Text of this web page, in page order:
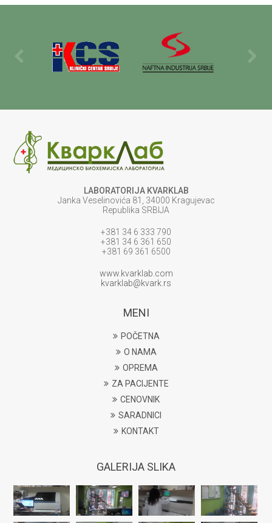
LABORATORIJA KVARKLAB
Janka Veselinovića 81, 34000 Kragujevac
Republika SRBIJA
+381 34 6 333 790
+381 34 6 361 650
+381 69 361 6500
www.kvarklab.com
kvarklab@kvark.rs
MENI
POČETNA
O NAMA
OPREMA
ZA PACIJENTE
CENOVNIK
SARADNICI
KONTAKT
GALERIJA SLIKA